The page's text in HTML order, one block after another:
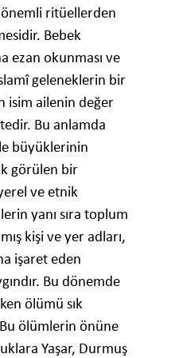
ritüellerden
Bebek
ezan okunması ve
geleneklerin bir
isim ailenin değer
Bu anlamda
büyüklerinin
görülen bir
ve etnik
yanı sıra toplum
kişi ve yer adları,
işaret eden
Bu dönemde
ölümü sık
ölümlerin önüne
Yaşar, Durmuş